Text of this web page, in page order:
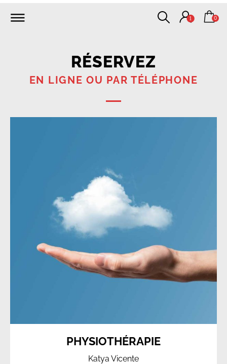
1 0
RÉSERVEZ
EN LIGNE OU PAR TÉLÉPHONE
PHYSIOTHÉRAPIE
Katya Vicente